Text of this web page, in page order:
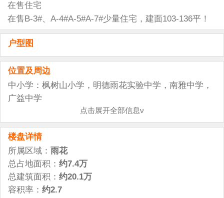
在售住宅
在售B-3#、A-4#A-5#A-7#少量住宅，建面103-136平！
户型图
位置及周边
中小学：枫树山小学，明德雨花实验中学，南雅中学，
广益中学
综合商场：雨花亭商圈，东塘商圈，高桥商圈，德思勤
广场，喜盈门范城等
医院：长沙市中心医院，中医附一，湘雅附二，旺旺医
院
休闲公园：圭塘河旅游风光带，沙湾公园，省植物园
点击展开全部信息ν
楼盘详情
所属区域： 雨花
总占地面积： 约7.4万
总建筑面积： 约20.1万
容积率： 约2.7